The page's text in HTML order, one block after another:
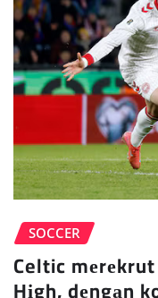
SOCCER
Celtic